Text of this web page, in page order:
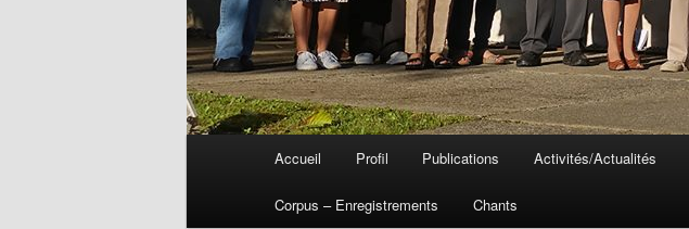
Aller
au
Accueil Profil Publications Activités/Actualités
Corpus – Enregistrements Chants